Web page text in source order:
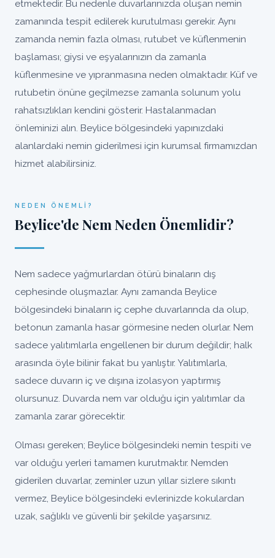
etmektedir. Bu nedenle duvarlarınızda oluşan nemin
zamanında tespit edilerek kurutulması gerekir. Aynı
zamanda nemin fazla olması, rutubet ve küflenmenin
başlaması; giysi ve eşyalarınızın da zamanla
küflenmesine ve yıpranmasına neden olmaktadır. Küf ve
rutubetin önüne geçilmezse zamanla solunum yolu
rahatsızlıkları kendini gösterir. Hastalanmadan
önleminizi alın. Beylice bölgesindeki yapınızdaki
alanlardaki nemin giderilmesi için kurumsal firmamızdan
hizmet alabilirsiniz.
NEDEN ÖNEMLI?
Beylice'de Nem Neden Önemlidir?
Nem sadece yağmurlardan ötürü binaların dış
cephesinde oluşmazlar. Aynı zamanda Beylice
bölgesindeki binaların iç cephe duvarlarında da olup,
betonun zamanla hasar görmesine neden olurlar. Nem
sadece yalıtımlarla engellenen bir durum değildir; halk
arasında öyle bilinir fakat bu yanlıştır. Yalıtımlarla,
sadece duvarın iç ve dışına izolasyon yaptırmış
olursunuz. Duvarda nem var olduğu için yalıtımlar da
zamanla zarar görecektir.
Olması gereken; Beylice bölgesindeki nemin tespiti ve
var olduğu yerleri tamamen kurutmaktır. Nemden
giderilen duvarlar, zeminler uzun yıllar sizlere sıkıntı
vermez, Beylice bölgesindeki evlerinizde kokulardan
uzak, sağlıklı ve güvenli bir şekilde yaşarsınız.